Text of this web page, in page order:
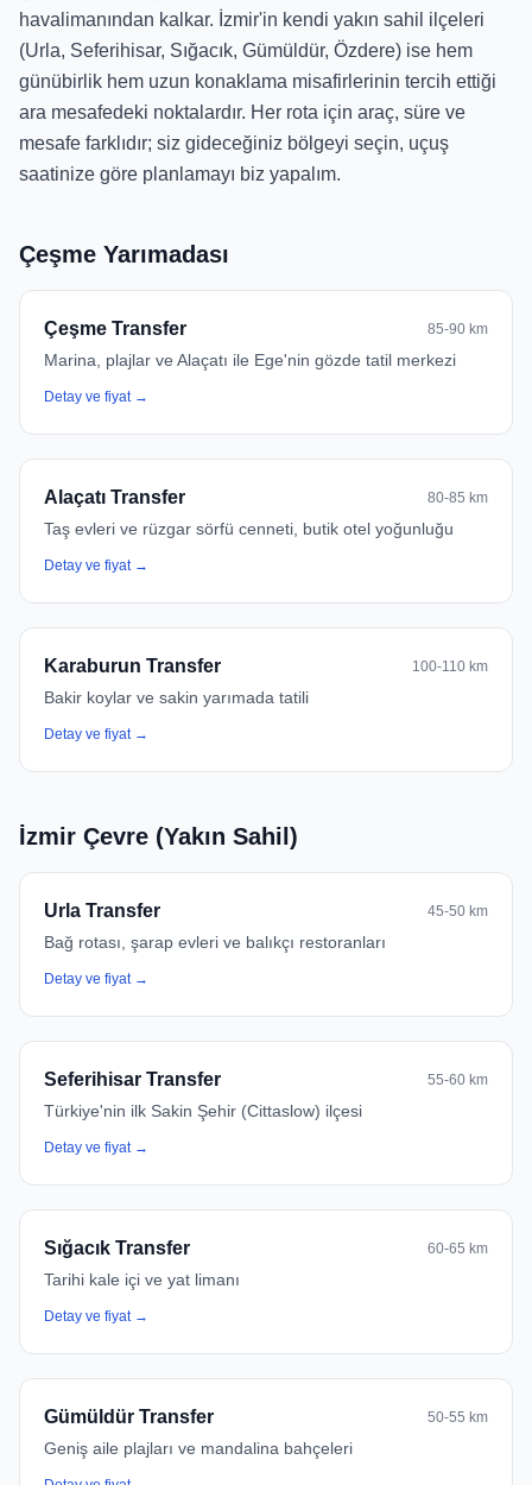
havalimanından kalkar. İzmir'in kendi yakın sahil ilçeleri
(Urla, Seferihisar, Sığacık, Gümüldür, Özdere) ise hem
günübirlik hem uzun konaklama misafirlerinin tercih ettiği
ara mesafedeki noktalardır. Her rota için araç, süre ve
mesafe farklıdır; siz gideceğiniz bölgeyi seçin, uçuş
saatinize göre planlamayı biz yapalım.
Çeşme Yarımadası
Çeşme Transfer 85-90 km
Marina, plajlar ve Alaçatı ile Ege'nin gözde tatil merkezi
Detay ve fiyat →
Alaçatı Transfer 80-85 km
Taş evleri ve rüzgar sörfü cenneti, butik otel yoğunluğu
Detay ve fiyat →
Karaburun Transfer 100-110 km
Bakir koylar ve sakin yarımada tatili
Detay ve fiyat →
İzmir Çevre (Yakın Sahil)
Urla Transfer 45-50 km
Bağ rotası, şarap evleri ve balıkçı restoranları
Detay ve fiyat →
Seferihisar Transfer 55-60 km
Türkiye'nin ilk Sakin Şehir (Cittaslow) ilçesi
Detay ve fiyat →
Sığacık Transfer 60-65 km
Tarihi kale içi ve yat limanı
Detay ve fiyat →
Gümüldür Transfer 50-55 km
Geniş aile plajları ve mandalina bahçeleri